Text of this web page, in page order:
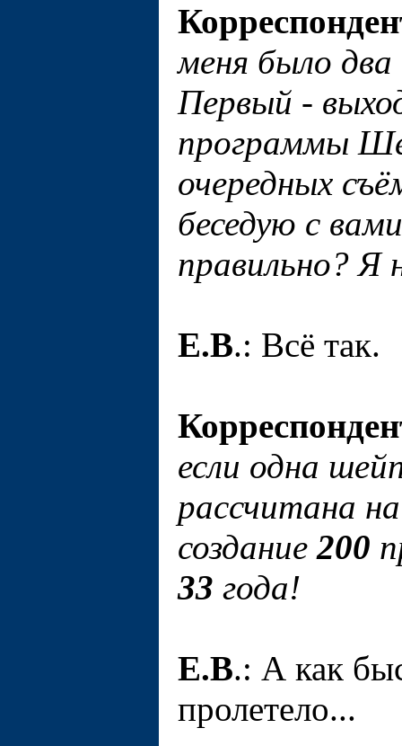
меня было два
Первый -
программы
очередных
беседую с
правильно? Я
Е.В.: Всё так.
если одна
рассчитана
создание200
33 года!
Е.В.: А как
пролетело...